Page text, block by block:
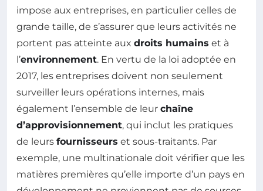
impose aux entreprises, en particulier celles de
grande taille, de s’assurer que leurs activités ne
portent pas atteinte aux droits humains et à
l’environnement. En vertu de la loi adoptée en
2017, les entreprises doivent non seulement
surveiller leurs opérations internes, mais
également l’ensemble de leur chaîne
d’approvisionnement, qui inclut les pratiques
de leurs fournisseurs et sous-traitants. Par
exemple, une multinationale doit vérifier que les
matières premières qu’elle importe d’un pays en